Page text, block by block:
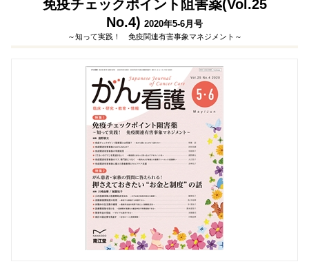
免疫チェックポイント阻害薬(Vol.25
No.4) 2020年5-6月号
～知って実践！ 免疫関連有害事象マネジメント～